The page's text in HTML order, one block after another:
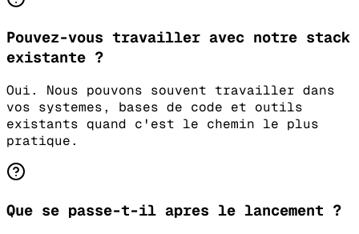
Pouvez-vous travailler avec notre stack
existante ?
Oui. Nous pouvons souvent travailler dans
vos systemes, bases de code et outils
existants quand c'est le chemin le plus
pratique.
Que se passe-t-il apres le lancement ?